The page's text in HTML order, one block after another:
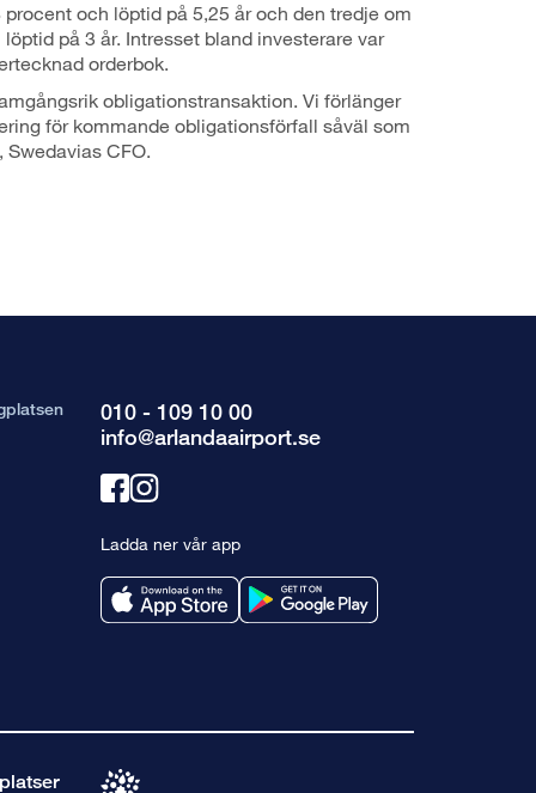
och löptid på 5,25 år och den tredje om
på 3 år. Intresset bland investerare var
orderbok.
obligationstransaktion. Vi förlänger
för kommande obligationsförfall såväl som
, Swedavias CFO.
010 - 109 10 00
info@arlandaairport.se
Länk
facebook
Länk
instagram
Ladda ner vår app